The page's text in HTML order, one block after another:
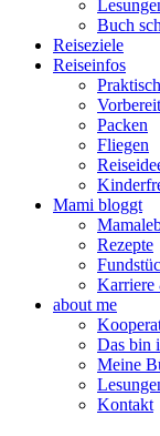
Buch
Reiseziele
Reiseinfos
Packen
Fliegen
Mami bloggt
Rezepte
Karriere
about me
Das bin
Meine
Kontakt